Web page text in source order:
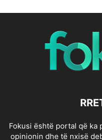
Fokusi është portal që
opinionin dhe të nxisë